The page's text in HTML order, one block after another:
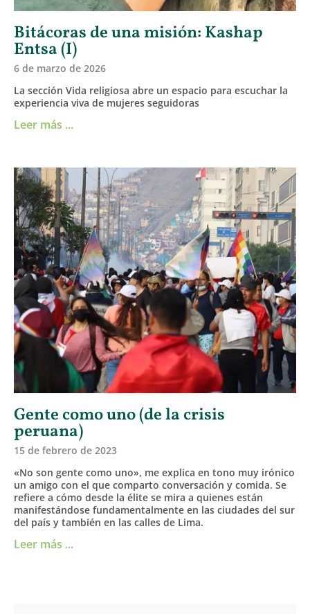
Bitácoras de una misión: Kashap
Entsa (I)
6 de marzo de 2026
La sección Vida religiosa abre un espacio para escuchar la
experiencia viva de mujeres seguidoras
Leer más ...
Gente como uno (de la crisis
peruana)
15 de febrero de 2023
«No son gente como uno», me explica en tono muy irónico
un amigo con el que comparto conversación y comida. Se
refiere a cómo desde la élite se mira a quienes están
manifestándose fundamentalmente en las ciudades del sur
del país y también en las calles de Lima.
Leer más ...